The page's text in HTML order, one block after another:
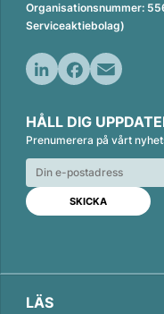
Organisationsnummer:
Serviceaktiebolag)
n
k
e
d
n
c
e
b
o
o
k
a
i
l
HÅLL DIG
Prenumerera på vårt
LÄS